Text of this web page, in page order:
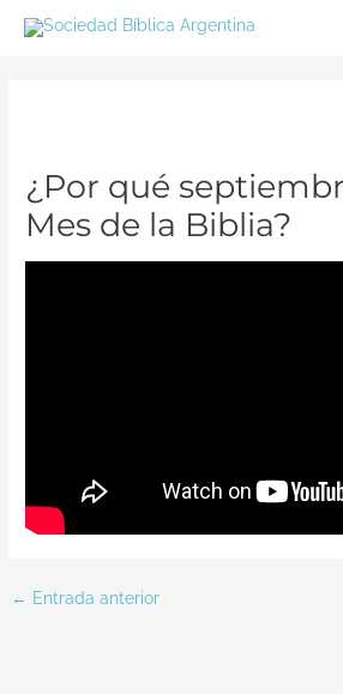
¿Por qué
Mes de la Biblia?
← Entrada anterior